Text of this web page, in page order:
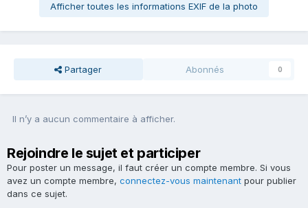
Afficher toutes les informations EXIF de la photo
Partager Abonnés 0
Il n’y a aucun commentaire à afficher.
Rejoindre le sujet et participer
Pour poster un message, il faut créer un compte membre. Si vous
avez un compte membre, connectez-vous maintenant pour publier
dans ce sujet.